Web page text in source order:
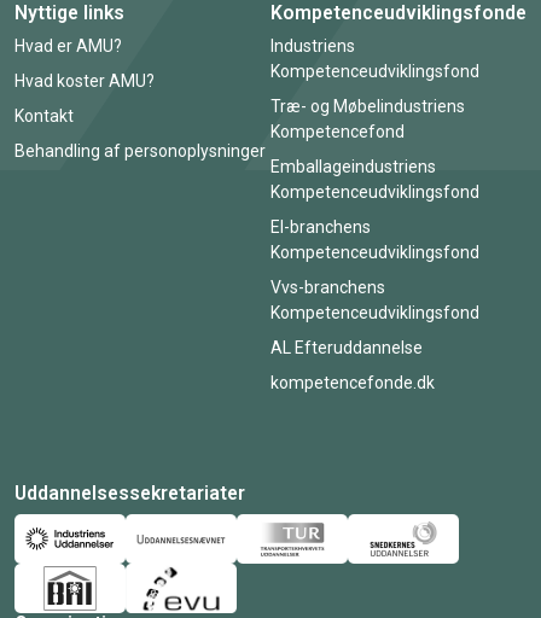
Nyttige links
Hvad er AMU?
Hvad koster AMU?
Kontakt
Behandling af personoplysninger
Kompetenceudviklingsfonde
Industriens
Kompetenceudviklingsfond
Træ- og Møbelindustriens
Kompetencefond
Emballageindustriens
Kompetenceudviklingsfond
El-branchens
Kompetenceudviklingsfond
Vvs-branchens
Kompetenceudviklingsfond
AL Efteruddannelse
kompetencefonde.dk
Uddannelsessekretariater